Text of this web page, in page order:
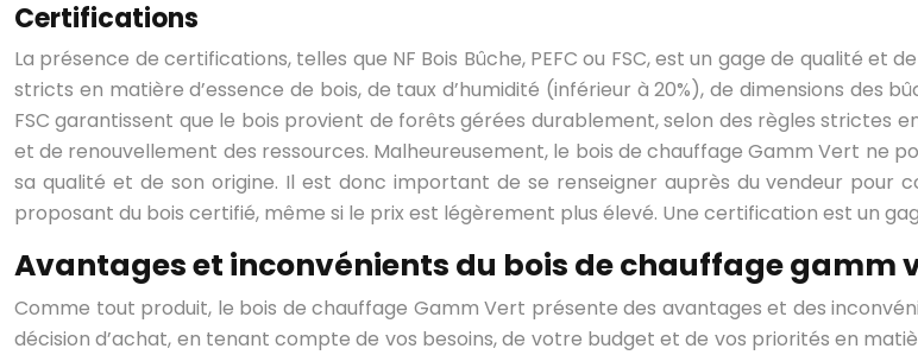
Certifications
La présence de certifications, telles que NF Bois Bûche, PEFC ou FSC, est un gage de qualité
stricts en matière d’essence de bois, de taux d’humidité (inférieur à 20%), de dimensions des
FSC garantissent que le bois provient de forêts gérées durablement, selon des règles strictes
et de renouvellement des ressources. Malheureusement, le bois de chauffage Gamm Vert ne
sa qualité et de son origine. Il est donc important de se renseigner auprès du vendeur pour
proposant du bois certifié, même si le prix est légèrement plus élevé. Une certification est un
Avantages et inconvénients du bois de chauffage gamm
Comme tout produit, le bois de chauffage Gamm Vert présente des avantages et des
décision d’achat, en tenant compte de vos besoins, de votre budget et de vos priorités en